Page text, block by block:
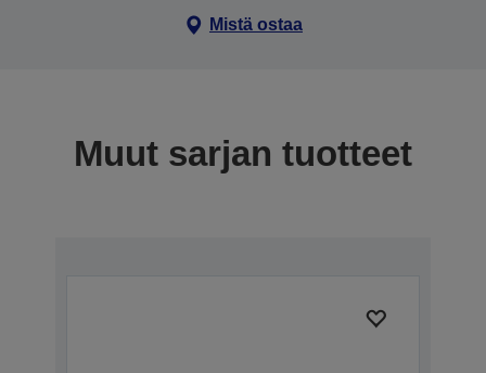
Mistä ostaa
Muut sarjan tuotteet